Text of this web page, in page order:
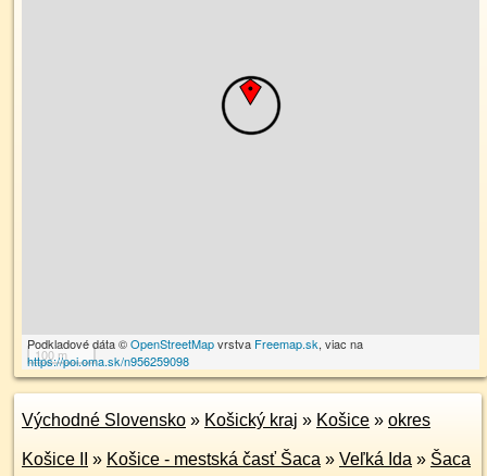
100 m
Podkladové dáta ©OpenStreetMapvrstva Freemap.sk, viac na
https://poi.oma.sk/n956259098
Východné Slovensko » Košický kraj » Košice » okres
Košice II » Košice - mestská časť Šaca » Veľká Ida » Šaca